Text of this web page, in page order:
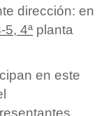
dirección: en
5, 4ª planta
en este